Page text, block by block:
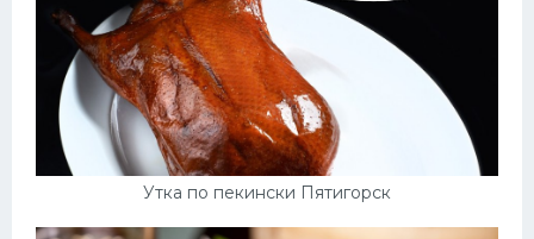
Утка по пекински Пятигорск